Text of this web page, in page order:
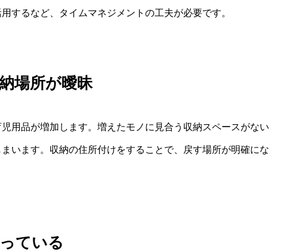
するなど、タイムマネジメントの工夫が必要です。
場所が曖昧
用品が増加します。増えたモノに見合う収納スペースがない
います。収納の住所付けをすることで、戻す場所が明確にな
ている